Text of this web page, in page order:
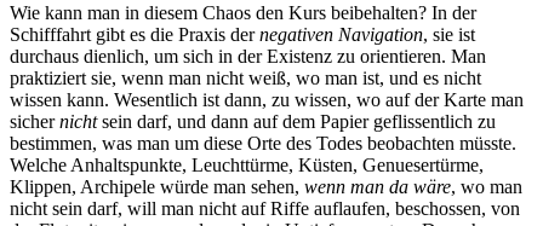
Wie kann man in diesem Chaos den Kurs beibehalten? In der
Schifffahrt gibt es die Praxis dernegativen Navigation, sie ist
durchaus dienlich, um sich in der Existenz zu orientieren. Man
praktiziert sie, wenn man nicht weiß, wo man ist, und es nicht
wissen kann. Wesentlich ist dann, zu wissen, wo auf der Karte man
sichernichtsein darf, und dann auf dem Papier geflissentlich zu
bestimmen, was man um diese Orte des Todes beobachten müsste.
Welche Anhaltspunkte, Leuchttürme, Küsten, Genuesertürme,
Klippen, Archipele würde man sehen, wenn man da wäre, wo man
nicht sein darf, will man nicht auf Riffe auflaufen, beschossen, von